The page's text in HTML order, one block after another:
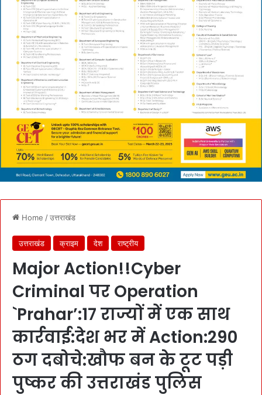
Home /उत्तराखंड
उत्तराखंड क्राइम देश राष्ट्रीय
Major Action!!Cyber
Criminal पर Operation
`Prahar’:17 राज्यों में एक साथ
कार्रवाई:देश भर में Action:290
ठग दबोचे:खौफ बन के टूट पड़ी
पुष्कर की उत्तराखंड पुलिस